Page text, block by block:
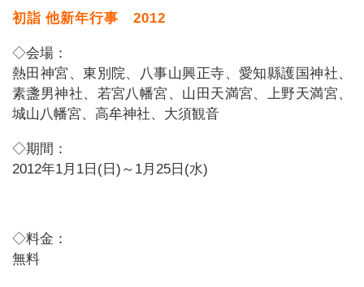
初詣 他新年行事 2012
◇会場：
熱田神宮、東別院、八事山興正寺、愛知縣護国神社、
素盞男神社、若宮八幡宮、山田天満宮、上野天満宮、
城山八幡宮、高牟神社、大須観音
◇期間：
2012年1月1日(日)～1月25日(水)
◇料金：
無料